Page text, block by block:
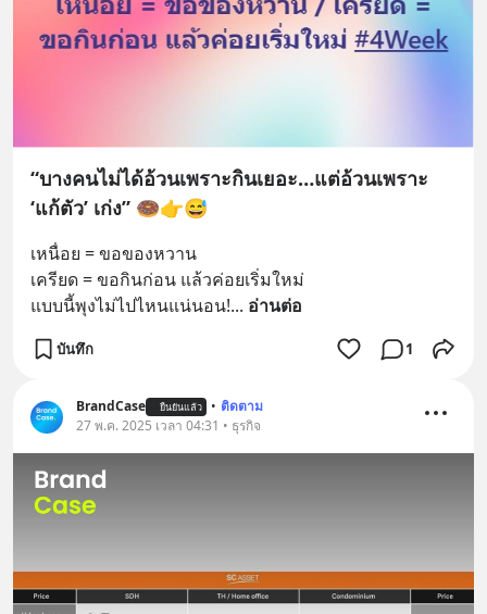
“บางคนไม่ได้อ้วนเพราะกินเยอะ…แต่อ้วนเพราะ
‘แก้ตัว’ เก่ง” 🍩👉😅
เหนื่อย = ขอของหวาน
เครียด = ขอกินก่อน แล้วค่อยเริ่มใหม่
แบบนี้พุงไม่ไปไหนแน่นอน!... อ่านต่อ
บันทึก 1
BrandCase ยืนยันแล้ว • ติดตาม
27 พ.ค. 2025 เวลา 04:31 • ธุรกิจ